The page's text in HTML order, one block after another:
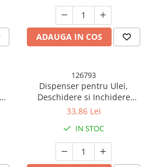
ADAUGA IN COS
126793
Dispenser pentru Ulei,
Deschidere si Inchidere
Automata a Rezervorul, cu
ml, 29.5x6x6 cm, Galben
33,86 Lei
IN STOC